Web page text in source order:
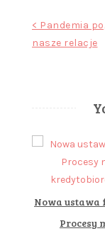
Nawigacja
wpisu
< Pandemia
nasze relacje
Nowa ustawa
Procesy